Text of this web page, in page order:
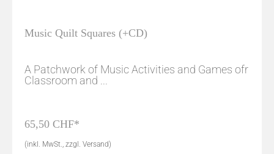
Music Quilt Squares (+CD)
A Patchwork of Music Activities and Games ofr
Classroom and ...
65,50 CHF*
(inkl. MwSt., zzgl. Versand)